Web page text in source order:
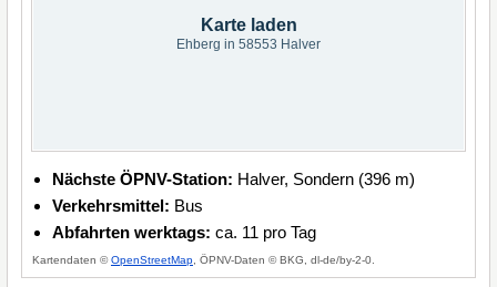
Karte laden
Ehberg in 58553 Halver
Nächste ÖPNV-Station: Halver, Sondern (396 m)
Verkehrsmittel: Bus
Abfahrten werktags: ca. 11 pro Tag
Kartendaten ©OpenStreetMap , ÖPNV-Daten © BKG, dl-de/by-2-0.